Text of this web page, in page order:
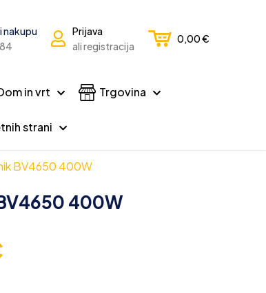
nakupu
Prijava
ali registracija
0,00€
in vrt Trgovina
strani
BV4650 400W
400W